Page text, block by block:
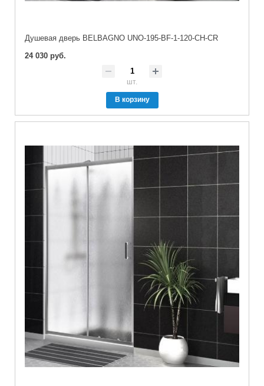
Душевая дверь BELBAGNO UNO-195-BF-1-120-CH-CR
24 030 руб.
шт.
В корзину